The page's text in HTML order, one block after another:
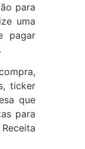
para
uma
pagar
ticker
que
para